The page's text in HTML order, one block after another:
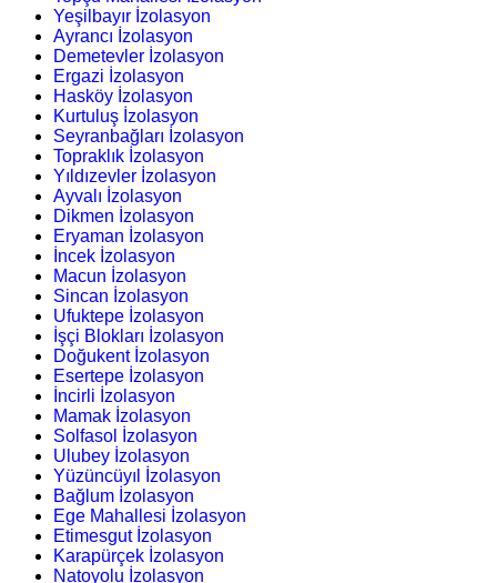
Yeşilbayır İzolasyon
Ayrancı İzolasyon
Demetevler İzolasyon
Ergazi İzolasyon
Hasköy İzolasyon
Kurtuluş İzolasyon
Seyranbağları İzolasyon
Topraklık İzolasyon
Yıldızevler İzolasyon
Ayvalı İzolasyon
Dikmen İzolasyon
Eryaman İzolasyon
İncek İzolasyon
Macun İzolasyon
Sincan İzolasyon
Ufuktepe İzolasyon
İşçi Blokları İzolasyon
Doğukent İzolasyon
Esertepe İzolasyon
İncirli İzolasyon
Mamak İzolasyon
Solfasol İzolasyon
Ulubey İzolasyon
Yüzüncüyıl İzolasyon
Bağlum İzolasyon
Ege Mahallesi İzolasyon
Etimesgut İzolasyon
Karapürçek İzolasyon
Natoyolu İzolasyon